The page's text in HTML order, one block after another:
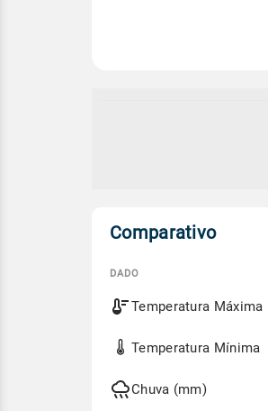
Comparativo
Comparativo
entre
previsão
amanhã
DADO
Temperatura Máxima
Temperatura Mínima
Chuva (mm)